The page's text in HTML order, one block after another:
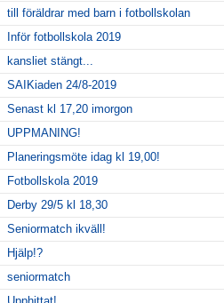
till föräldrar med barn i fotbollskolan
Inför fotbollskola 2019
kansliet stängt...
SAIKiaden 24/8-2019
Senast kl 17,20 imorgon
UPPMANING!
Planeringsmöte idag kl 19,00!
Fotbollskola 2019
Derby 29/5 kl 18,30
Seniormatch ikväll!
Hjälp!?
seniormatch